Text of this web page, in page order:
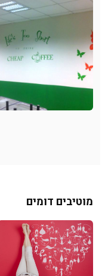
מוטיבים דומים